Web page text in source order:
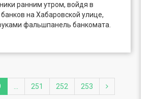
ранним утром, войдя в
на Хабаровской улице,
фальшпанель банкомата.
251 252 253